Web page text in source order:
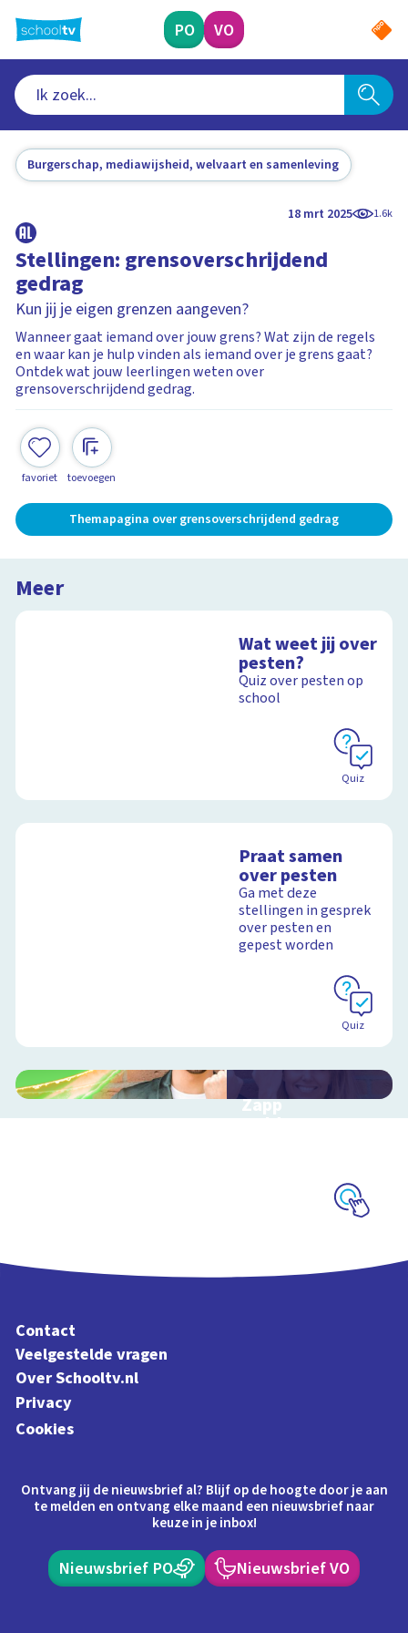
naar
hoofdinhoud
PO VO
Burgerschap, mediawijsheid, welvaart en samenleving
18 mrt 2025 1.6k
Stellingen: grensoverschrijdend
gedrag
Kun jij je eigen grenzen aangeven?
Wanneer gaat iemand over jouw grens? Wat zijn de regels
en waar kan je hulp vinden als iemand over je grens gaat?
Ontdek wat jouw leerlingen weten over
grensoverschrijdend gedrag.
favoriet toevoegen
Themapagina over grensoverschrijdend gedrag
Meer
Wat weet jij over
pesten?
Quiz over pesten op
school
Quiz
Praat samen
over pesten
Ga met deze
stellingen in gesprek
over pesten en
gepest worden
Quiz
Zapp
Heldengame
Contact
Veelgestelde vragen
Over Schooltv.nl
Privacy
Cookies
Ontvang jij de nieuwsbrief al? Blijf op de hoogte door je aan
te melden en ontvang elke maand een nieuwsbrief naar
keuze in je inbox!
Nieuwsbrief PO Nieuwsbrief VO